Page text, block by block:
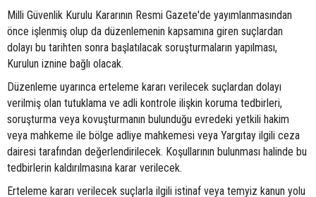
Milli Güvenlik Kurulu Kararının Resmi Gazete'de yayımlanmasından
önce işlenmiş olup da düzenlemenin kapsamına giren suçlardan
dolayı bu tarihten sonra başlatılacak soruşturmaların yapılması,
Kurulun iznine bağlı olacak.
Düzenleme uyarınca erteleme kararı verilecek suçlardan dolayı
verilmiş olan tutuklama ve adli kontrole ilişkin koruma tedbirleri,
soruşturma veya kovuşturmanın bulunduğu evredeki yetkili hakim
veya mahkeme ile bölge adliye mahkemesi veya Yargıtay ilgili ceza
dairesi tarafından değerlendirilecek. Koşullarının bulunması halinde bu
tedbirlerin kaldırılmasına karar verilecek.
Erteleme kararı verilecek suçlarla ilgili istinaf veya temyiz kanun yolu